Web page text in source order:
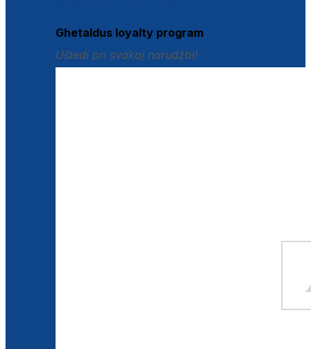
Ghetaldus loyalty program
Uštedi pri svakoj narudžbi!